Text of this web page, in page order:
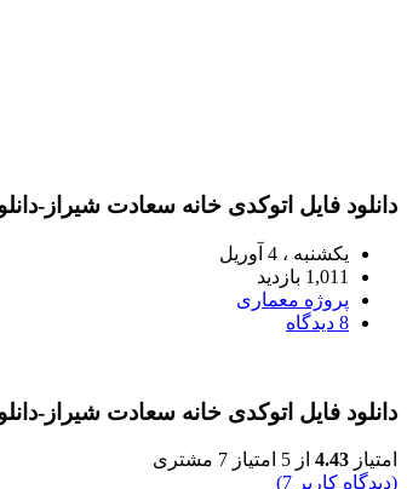
دانلود فایل اتوکدی خانه سعادت شیراز-
یکشنبه ، 4 آوریل
1,011 بازدید
پروژه معماری
8 دیدگاه
دانلود فایل اتوکدی خانه سعادت شیراز-
امتیاز 4.43 از 5 امتیاز 7 مشتری
(دیدگاه کاربر 7
)